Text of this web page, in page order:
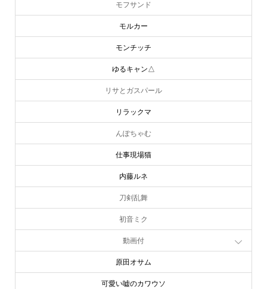
モフサンド
モルカー
モンチッチ
ゆるキャン△
リサとガスパール
リラックマ
んぽちゃむ
仕事現場猫
内藤ルネ
刀剣乱舞
初音ミク
動画付
原田オサム
可愛い嘘のカワウソ